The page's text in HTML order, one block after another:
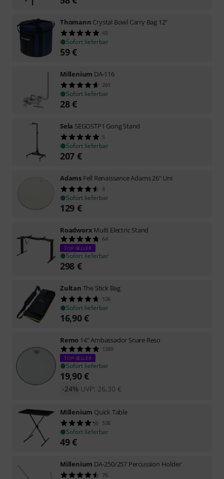
Thomann Crystal Bowl Carry Bag 12"
45
Sofort lieferbar
59€
Millenium DA-116
261
Sofort lieferbar
28€
Sela SEGOSTP1 Gong Stand
5
Sofort lieferbar
207 €
Adams Fell Renaissance Adams 26" Uni
8
Sofort lieferbar
129 €
Roadworx Multi Electric Stand
64
TOP-SELLER
Sofort lieferbar
298 €
Zultan The Stick Bag
126
Sofort lieferbar
16,90€
Remo 14" Ambassador Snare Reso
1280
TOP-SELLER
Sofort lieferbar
19,90€
UVP: 26,30 €
-24%
Millenium Quick Table
536
Sofort lieferbar
49€
Millenium DA-250/257 Percussion Holder
76